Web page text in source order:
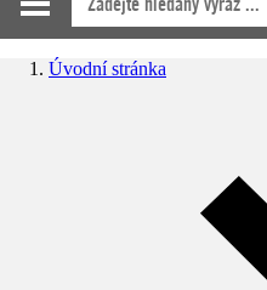
Úvodní stránka